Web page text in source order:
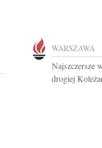
WARSZAWA
Najszczersze
drogiej